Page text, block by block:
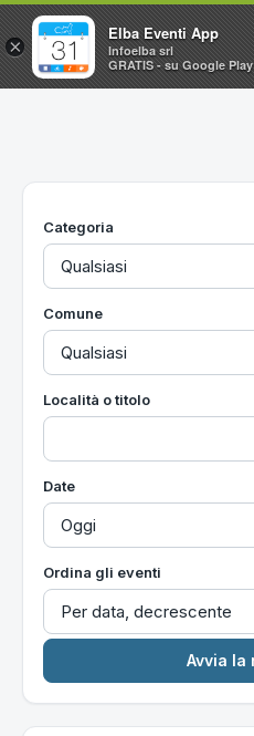
Home
Utilità
Categoria
Comune
Località o titolo
Date
Ordina gli eventi
×
Elba Eventi App
Infoelba srl
GRATIS - su Google Play